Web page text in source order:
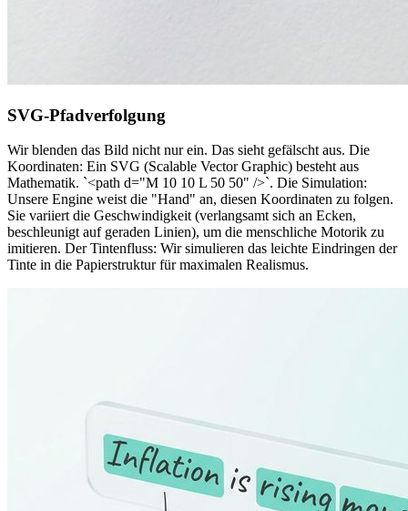
SVG-Pfadverfolgung
Wir blenden das Bild nicht nur ein. Das sieht gefälscht aus. Die
Koordinaten: Ein SVG (Scalable Vector Graphic) besteht aus
Mathematik. `<path d="M 10 10 L 50 50" />`. Die Simulation:
Unsere Engine weist die "Hand" an, diesen Koordinaten zu folgen.
Sie variiert die Geschwindigkeit (verlangsamt sich an Ecken,
beschleunigt auf geraden Linien), um die menschliche Motorik zu
imitieren. Der Tintenfluss: Wir simulieren das leichte Eindringen der
Tinte in die Papierstruktur für maximalen Realismus.